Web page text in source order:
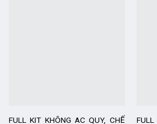
FULL KIT KHÔNG AC QUY, CHẾ